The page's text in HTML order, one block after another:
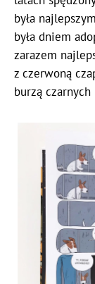
była
była dniem
zarazem
z czerwoną
burzą